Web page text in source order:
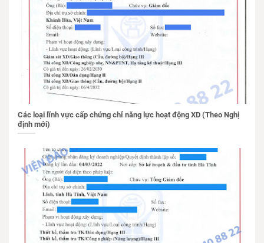
Các loại lĩnh vực cấp chứng chỉ năng lực hoạt động XD (Theo Nghị
định mới)